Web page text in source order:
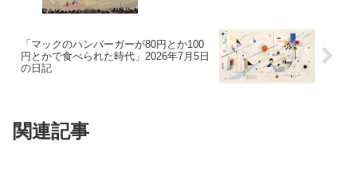
「マックのハンバーガーが80円とか100
円とかで食べられた時代」2026年7月5日
の日記
関連記事